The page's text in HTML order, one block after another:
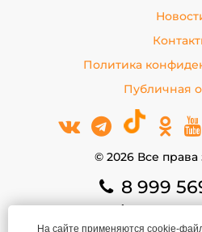
Политика
Публичная
© 2026 Все
8 999
8 999 569
На сайте применяются cookie-